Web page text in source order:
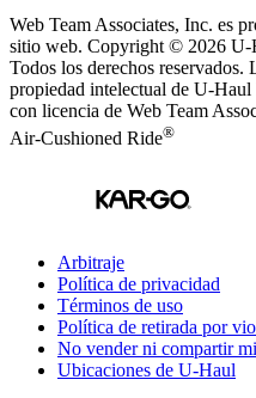
Web Team Associates, Inc. es
sitio web. Copyright © 2026 U-
Todos los derechos reservados.
propiedad intelectual de U-Haul
con licencia de Web Team
Air-Cushioned Ride®
Arbitraje
Política de privacidad
Términos de uso
Política de retirada por
No vender ni compartir
Ubicaciones de U-Haul